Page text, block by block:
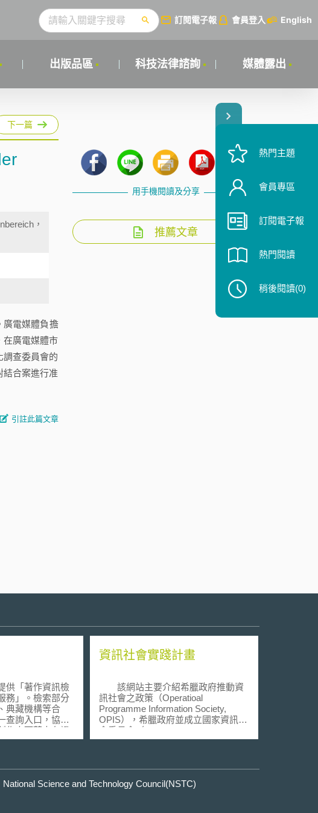
訂閱電子報 會員登入 English
出版品區 科技法律諮詢 媒體露出
下一篇
，
廣電媒體負擔
在廣電媒體市
查委員會的
合案進行准
引註此篇文章
用手機閱讀及分享
推薦文章
供「著作資訊檢
務」。檢索部分
典藏機構等合
查詢入口，協助
作人可藉由存證
身份、著作完成
資訊社會實踐計畫
該網站主要介紹希臘政府推動資
訊社會之政策（Operatioal
Programme Information Society,
OPIS），希臘政府並成立國家資訊社
會委員會（the National Committee
for the Information Society），由首相
Science and Technology Council(NSTC)
熱門主題
會員專區
訂閱電子報
熱門閱讀
稍後閱讀(0)